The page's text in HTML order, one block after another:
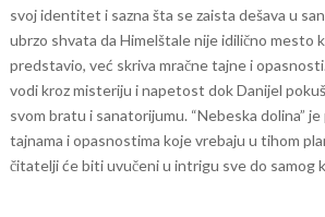
svoj identitet i sazna šta se zaista dešava u
ubrzo shvata da Himelštale nije idilično mesto
predstavio, već skriva mračne tajne i opasnosti.
vodi kroz misteriju i napetost dok Danijel
svom bratu i sanatorijumu. “Nebeska dolina”
tajnama i opasnostima koje vrebaju u tihom
čitatelji će biti uvučeni u intrigu sve do samog